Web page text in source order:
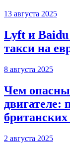
13 августа 2025
Lyft и Baidu
такси на
8 августа 2025
Чем опасны
двигателе:
британских
2 августа 2025